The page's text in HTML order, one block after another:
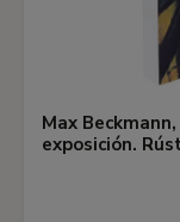
Max
exposición.